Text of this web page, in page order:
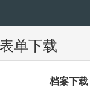
单下载
档案下载